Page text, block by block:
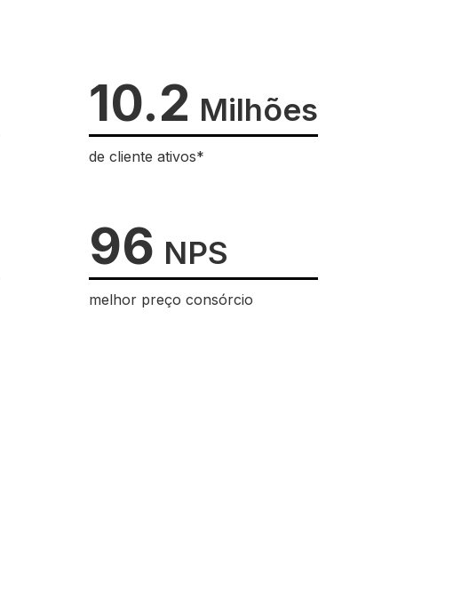
10.2 Milhões
de cliente ativos*
96 NPS
melhor preço consórcio